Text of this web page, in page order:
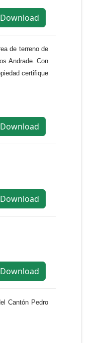
Download
de terreno de
Andrade. Con
certifique
Download
Download
Download
Cantón Pedro